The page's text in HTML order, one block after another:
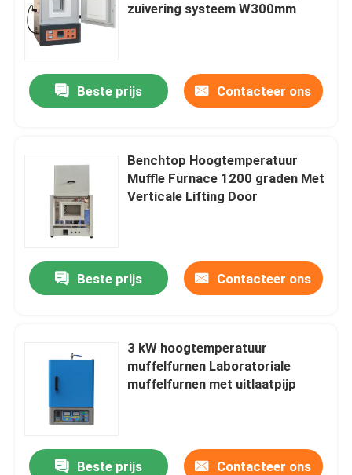
Thuis
Video's
Fabriekstocht
Kwaliteitscontrole
Vraag een offerte
Programtherm
zuivering systeem W300mm
Beste prijs Contacteer ons
Benchtop Hoogtemperatuur
Muffle Furnace 1200 graden Met
Verticale Lifting Door
Beste prijs Contacteer ons
3 kW hoogtemperatuur
muffelfurnen Laboratoriale
muffelfurnen met uitlaatpijp
Beste prijs Contacteer ons